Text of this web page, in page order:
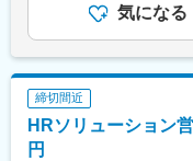
新
OK！
気になる
締切間近
HRソリューション
円